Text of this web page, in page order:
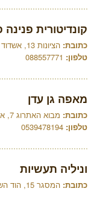
קונדיטורית
כתובת: הציונות 13, אשדוד
טלפון: 088557771
מאפה גן עדן
כתובת: מבוא האתרוג 7, אשדוד
טלפון: 0539478194
וניליה תעשיות
כתובת: המסגר 15, הוד השרון